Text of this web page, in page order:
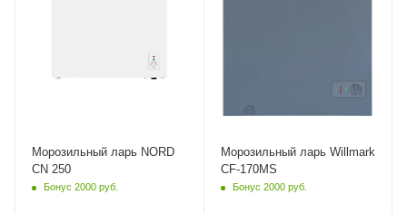
Морозильный ларь NORD
CN 250
Бонус 2000 руб.
Морозильный ларь Willmark
CF-170MS
Бонус 2000 руб.